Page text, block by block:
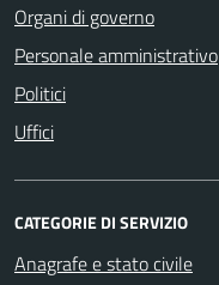
Organi di governo
Personale amministrativo
Politici
Uffici
CATEGORIE DI SERVIZIO
Anagrafe e stato civile